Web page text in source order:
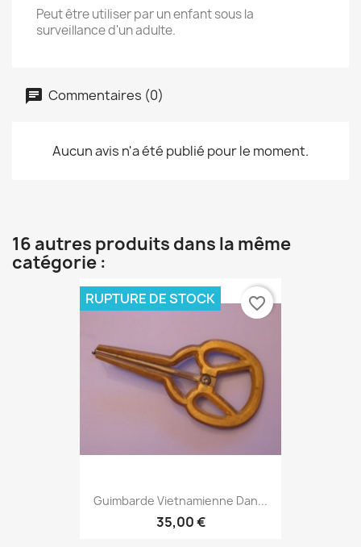
Peut être utiliser par un enfant sous la
surveillance d'un adulte.
Commentaires (0)
Aucun avis n'a été publié pour le moment.
16 autres produits dans la même
catégorie :
Guimbarde Vietnamienne Dan...
35,00 €
RUPTURE DE STOCK favorite_border